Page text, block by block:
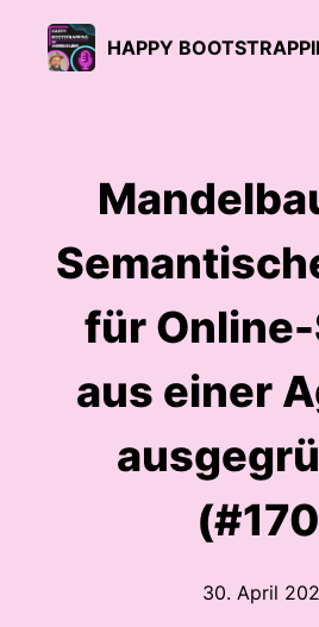
für
aus einer
30. April